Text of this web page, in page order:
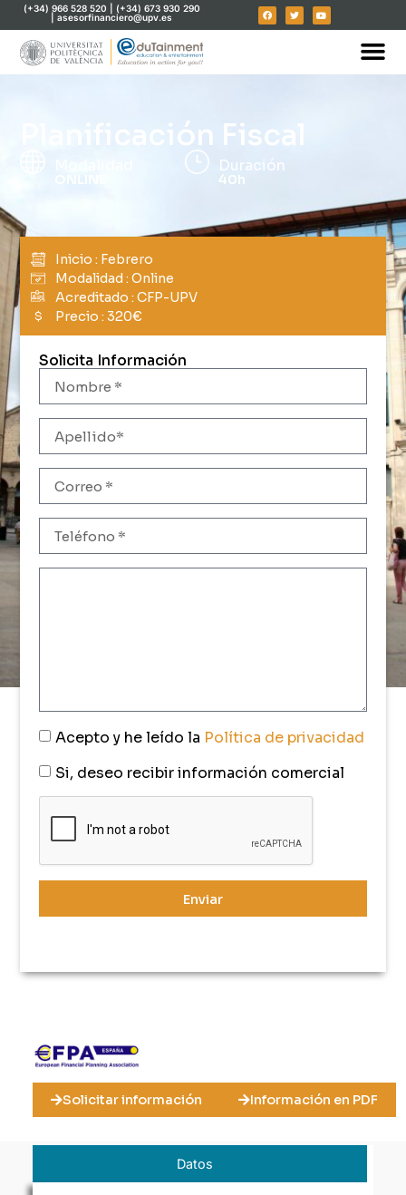
(+34) 966 528 520 | (+34) 673 930 290
| asesorfinanciero@upv.es
Planificación Fiscal
ONLINE
Duración
40h
Inicio : Febrero
Modalidad : Online
Acreditado : CFP-UPV
$ Precio : 320€
Solicita Información
Acepto y he leído la Política de privacidad
Si, deseo recibir información comercial
Enviar
Solicitar información Información en PDF
Datos